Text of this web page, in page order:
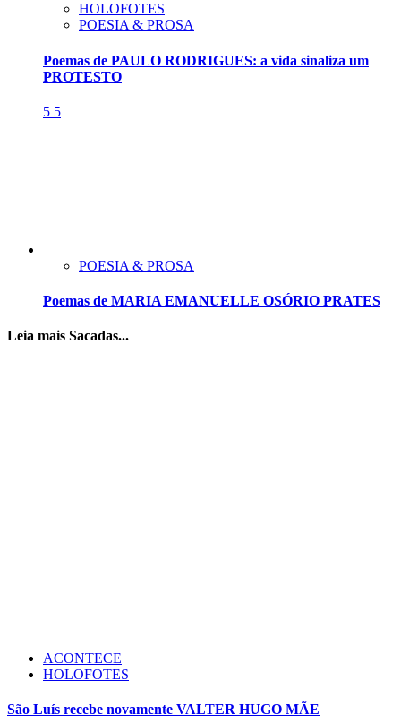
HOLOFOTES
POESIA & PROSA
Poemas de PAULO RODRIGUES: a vida sinaliza um
PROTESTO
5 5
POESIA & PROSA
Poemas de MARIA EMANUELLE OSÓRIO PRATES
Leia mais Sacadas...
ACONTECE
HOLOFOTES
São Luís recebe novamente VALTER HUGO MÃE